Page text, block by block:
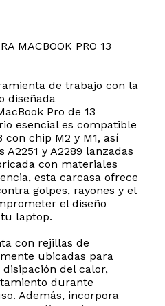
MACBOOK PRO 13
de trabajo con la
diseñada
Pro de 13
esencial es compatible
con chip M2 y M1, así
y A2289 lanzadas
con materiales
esta carcasa ofrece
golpes, rayones y el
el diseño
laptop.
con rejillas de
ubicadas para
del calor,
durante
Además, incorpora